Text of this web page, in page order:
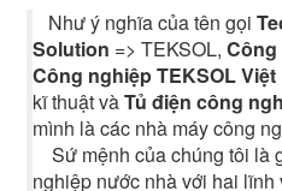
Như ý nghĩa của tên gọi
Solution => TEKSOL,Công
Công nghiệp TEKSOL Việt
kĩ thuật vàTủ điện công
mình là các nhà máy công
Sứ mệnh của chúng tôi là
nghiệp nước nhà với hai